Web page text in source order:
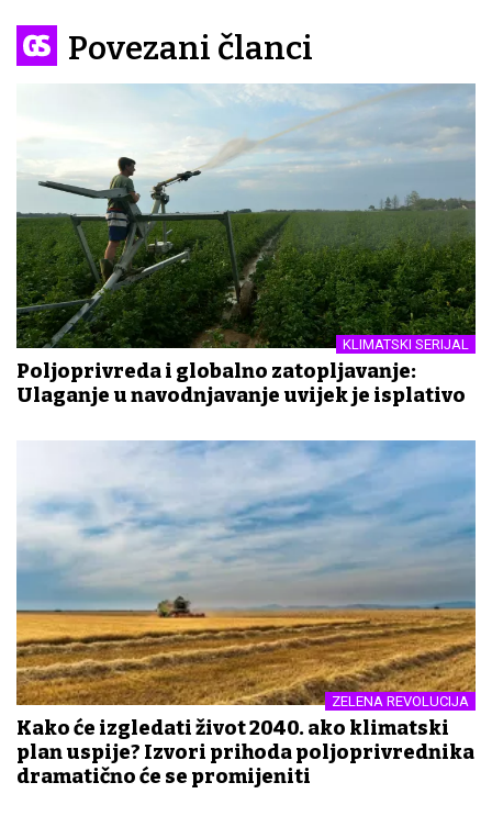
Povezani članci
KLIMATSKI SERIJAL
Poljoprivreda i globalno zatopljavanje:
Ulaganje u navodnjavanje uvijek je isplativo
ZELENA REVOLUCIJA
Kako će izgledati život 2040. ako klimatski
plan uspije? Izvori prihoda poljoprivrednika
dramatično će se promijeniti